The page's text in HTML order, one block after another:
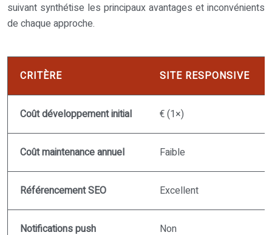
suivant synthétise les principaux avantages et inconvénients
de chaque approche.
CRITÈRE SITE RESPONSIVE
Coût développement initial € (1×)
Coût maintenance annuel Faible
Référencement SEO Excellent
Notifications push Non